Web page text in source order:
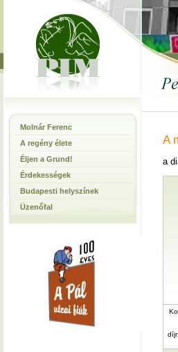
Molnár Ferenc
A regény élete
Éljen a Grund!
Érdekességek
Budapesti helyszínek
Üzenőfal
A
a